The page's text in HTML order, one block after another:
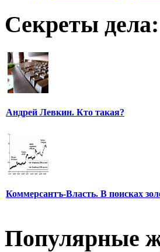
Секреты дела:
Андрей Левкин. Кто такая?
Коммерсантъ-Власть. В поисках
Популярные